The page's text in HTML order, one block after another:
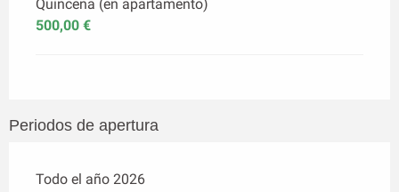
Quincena (en apartamento)
500,00 €
Periodos de apertura
Todo el año 2026